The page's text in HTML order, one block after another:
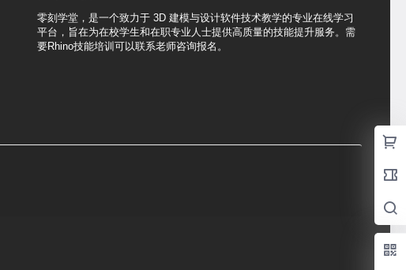
零刻学堂，是一个致力于 3D 建模与设计软件技术教学的专业在线学习
平台，旨在为在校学生和在职专业人士提供高质量的技能提升服务。需
要Rhino技能培训可以联系老师咨询报名。